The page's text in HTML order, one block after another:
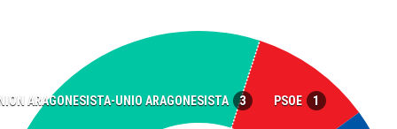
ARAGONESISTA-UNIO ARAGONESISTA 3 PSOE 1